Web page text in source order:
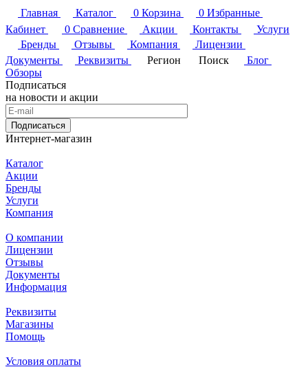
Главная Каталог 0 Корзина 0 Избранные
Кабинет
0 Сравнение Акции Контакты
Услуги
Бренды
Отзывы Компания
Лицензии
Документы
Реквизиты Регион Поиск
Блог
Обзоры
Подписаться
на новости и акции
Подписаться
Интернет-магазин
Каталог
Акции
Бренды
Услуги
Компания
О компании
Лицензии
Отзывы
Документы
Информация
Реквизиты
Магазины
Помощь
Условия оплаты